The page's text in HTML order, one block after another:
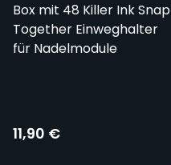
Box mit 48 Killer Ink Snap
Together Einweghalter
für Nadelmodule
11,90 €